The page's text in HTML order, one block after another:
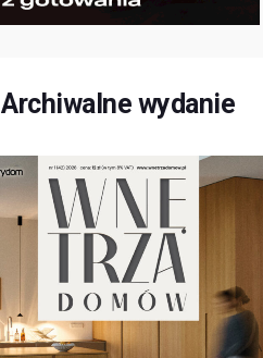
Archiwalne wydanie